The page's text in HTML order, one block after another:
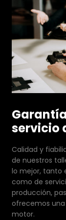
servicio
Calidad y
de nuestros
lo mejor, tanto
como de
producción,
ofrecemos una
motor.